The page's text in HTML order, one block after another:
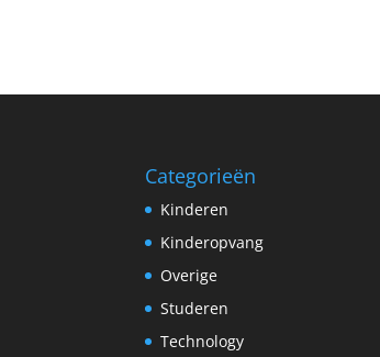
Categorieën
Kinderen
Kinderopvang
Overige
Studeren
Technology